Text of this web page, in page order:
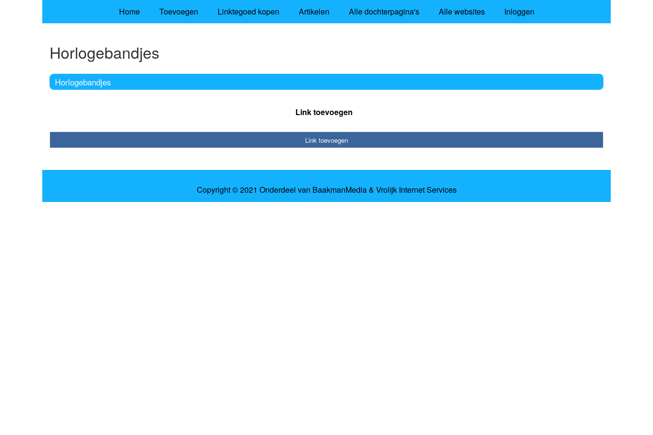
Home Toevoegen Linktegoed kopen Artikelen Alle dochterpagina's Alle websites Inloggen
Horlogebandjes
Horlogebandjes
Link toevoegen
Link toevoegen
Copyright © 2021 Onderdeel van BaakmanMedia& Vrolijk Internet Services